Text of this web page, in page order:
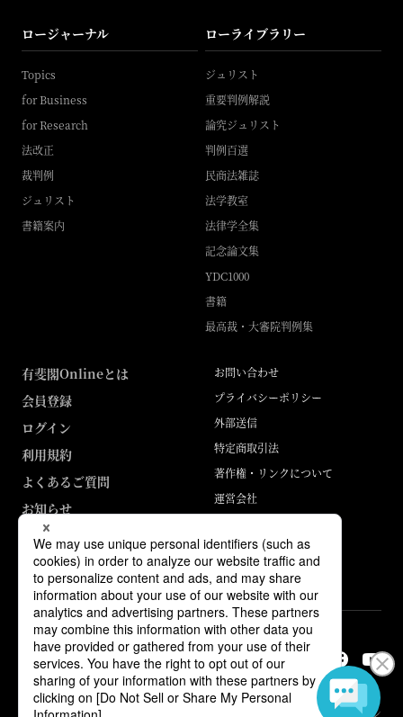
ロージャーナル
Topics
for Business
for Research
法改正
裁判例
ジュリスト
書籍案内
ローライブラリー
ジュリスト
重要判例解説
論究ジュリスト
判例百選
民商法雑誌
法学教室
法律学全集
記念論文集
YDC1000
書籍
最高裁・大審院判例集
有斐閣Onlineとは
会員登録
ログイン
利用規約
よくあるご質問
お知らせ
お問い合わせ
プライバシーポリシー
外部送信
特定商取引法
著作権・リンクについて
運営会社
ABJマークは、この電子書店・電子書籍配信サービスが、著作権者からコン